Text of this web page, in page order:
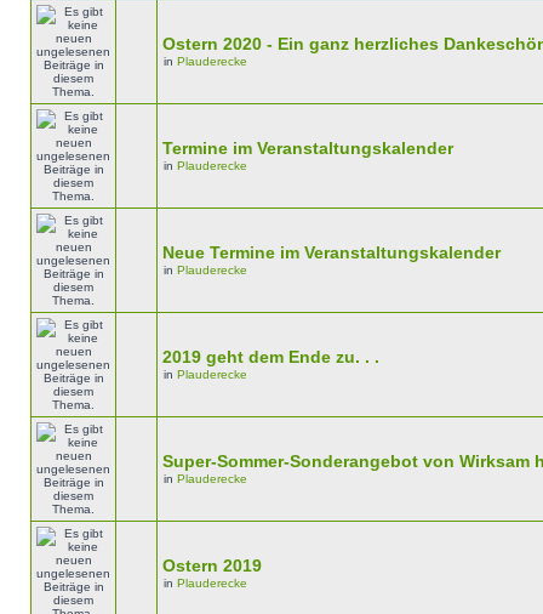
Ostern 2020 - Ein ganz herzliches
in Plauderecke
Termine im Veranstaltungskalender
in Plauderecke
Neue Termine im Veranstaltungskalender
in Plauderecke
2019 geht dem Ende zu. . .
in Plauderecke
Super-Sommer-Sonderangebot von Wirksam
in Plauderecke
Ostern 2019
in Plauderecke